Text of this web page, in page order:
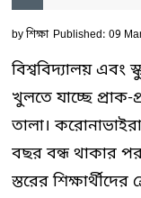
byশিক্ষা Published: 09
বিশ্ববিদ্যালয়
খুলতে যাচ্ছে প্রাক-
তালা।
বছর বন্ধ থাকার
স্তরের